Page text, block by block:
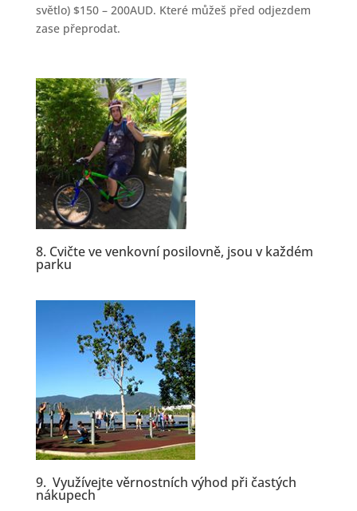
světlo) $150 – 200AUD. Které můžeš před odjezdem
zase přeprodat.
8. Cvičte ve venkovní posilovně, jsou v každém
parku
9. Využívejte věrnostních výhod při častých
nákupech